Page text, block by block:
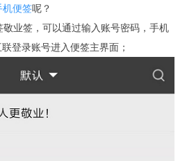
机便签呢？
敬业签，可以通过输入账号密码，手机
登录账号进入便签主界面；